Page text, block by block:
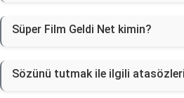
Süper Film Geldi Net kimin?
Sözünü tutmak ile ilgili